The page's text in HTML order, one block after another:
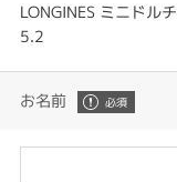
LONGINES ミニド
5.2
お名前